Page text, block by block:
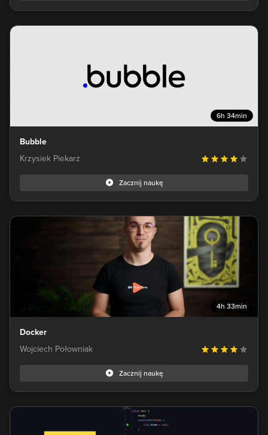
6h 34min
Bubble
Krzysiek Piekarz
Zacznij naukę
4h 33min
Docker
Wojciech Połowniak
Zacznij naukę